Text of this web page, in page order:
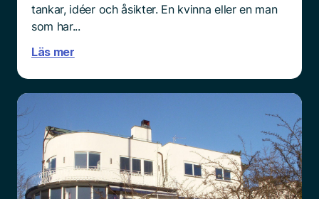
tankar, idéer och åsikter. En kvinna eller en man
som har...
Läs mer